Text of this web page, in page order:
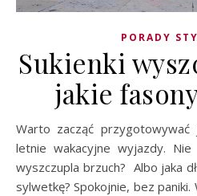
PORADY
Sukienki
jakie
Warto zacząć
letnie wakacyjne wyjazdy.
wyszczupla brzuch? Albo jaka
sylwetkę? Spokojnie, bez